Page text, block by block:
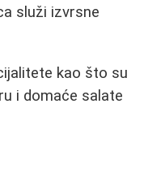
služi izvrsne
kao što su
i domaće salate